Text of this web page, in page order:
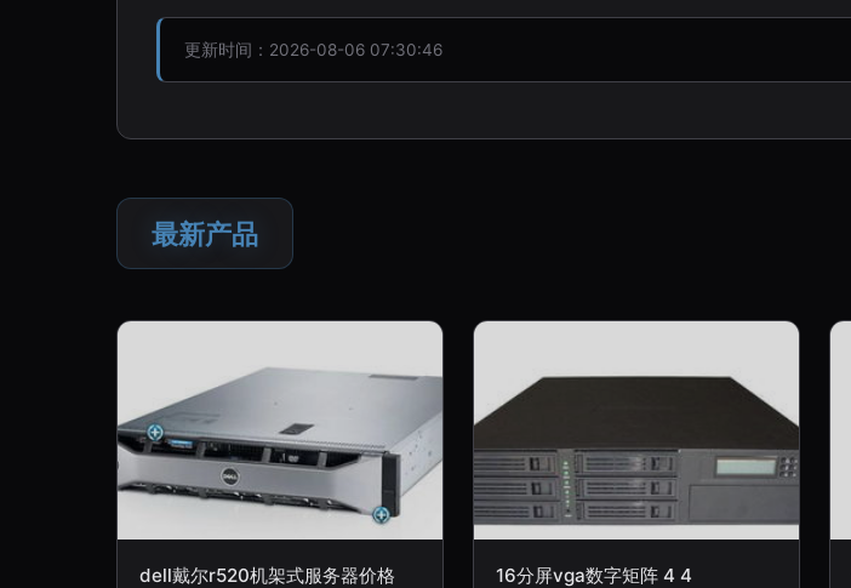
更新时间：2026-08-06 07:30:46
最新产品
dell戴尔r520机架式服务器价格
16分屏vga数字矩阵 4 4